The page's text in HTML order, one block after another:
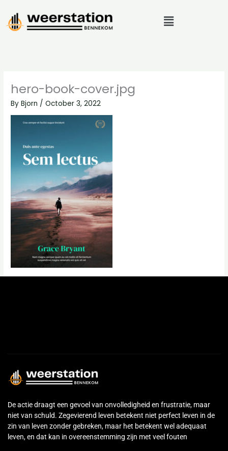
content
Menu
hero-book-cover.jpg
ByBjorn /October 3, 2022
De actie draagt een gevoel van onvolledigheid en frustratie, maar
niet van schuld. Zegevierend leven betekent niet perfect leven in de
zin van leven zonder gebreken, maar het betekent wel adequaat
leven, en dat kan in overeenstemming zijn met veel fouten